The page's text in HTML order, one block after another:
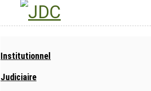
Institutionnel
Judiciaire